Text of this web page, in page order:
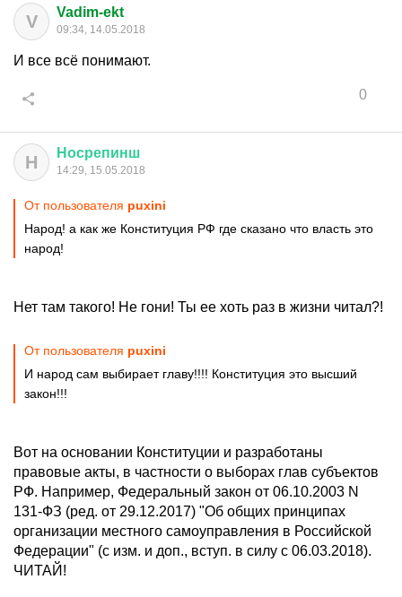
V Vadim-ekt
09:34, 14.05.2018
И все всё понимают.
0
Н Носрепинш
14:29, 15.05.2018
От пользователя puxini
Народ! а как же Конституция РФ где сказано что власть это
народ!
Нет там такого! Не гони! Ты ее хоть раз в жизни читал?!
От пользователя puxini
И народ сам выбирает главу!!!! Конституция это высший
закон!!!
Вот на основании Конституции и разработаны
правовые акты, в частности о выборах глав субъектов
РФ. Например, Федеральный закон от 06.10.2003 N
131-ФЗ (ред. от 29.12.2017) "Об общих принципах
организации местного самоуправления в Российской
Федерации" (с изм. и доп., вступ. в силу с 06.03.2018).
ЧИТАЙ!